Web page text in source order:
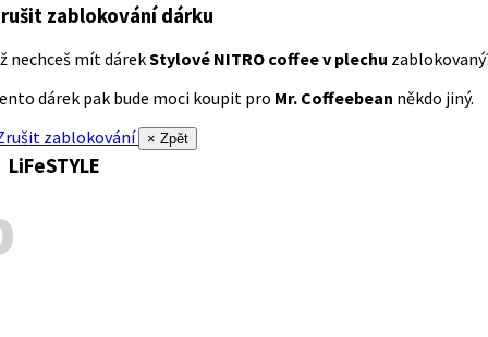
zablokování dárku
nechceš mít dárekStylové NITRO coffee v plechu
dárek pak bude moci koupit pro Mr. Coffeebean někdo jiný.
zablokování
× Zpět
LiFeSTYLE